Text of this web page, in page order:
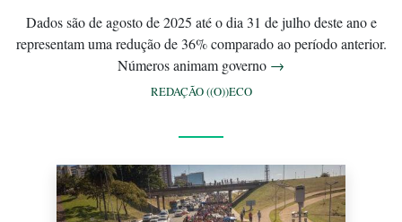
Dados são de agosto de 2025 até o dia 31 de julho deste ano e
representam uma redução de 36% comparado ao período anterior.
Números animam governo →
REDAÇÃO ((O))ECO